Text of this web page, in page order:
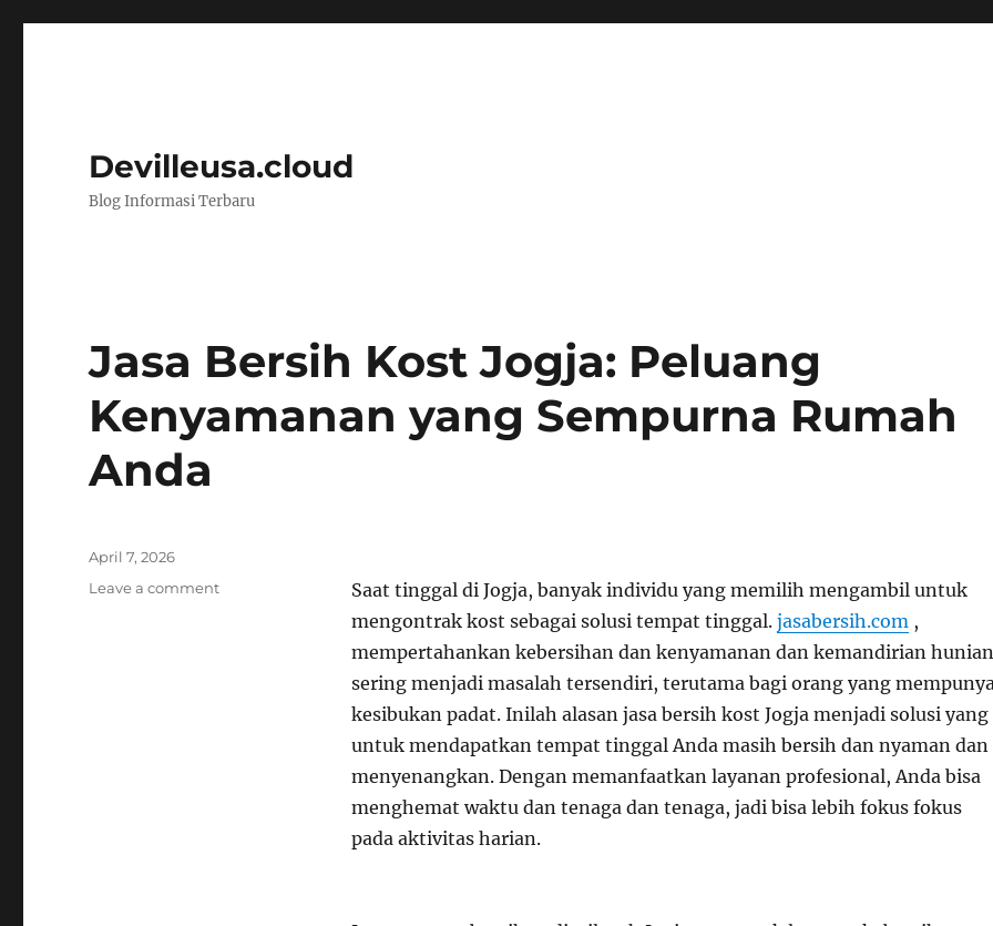
Devilleusa.cloud
Blog Informasi Terbaru
Jasa Bersih Kost Jogja: Peluang
Kenyamanan yang Sempurna Rumah
Anda
Saat tinggal di Jogja, banyak individu yang memilih mengambil untuk
mengontrak kost sebagai solusi tempat tinggal. jasabersih.com,
mempertahankan kebersihan dan kenyamanan dan kemandirian hunian
sering menjadi masalah tersendiri, terutama bagi orang yang
kesibukan padat. Inilah alasan jasa bersih kost Jogja menjadi solusi yang
untuk mendapatkan tempat tinggal Anda masih bersih dan nyaman dan
menyenangkan. Dengan memanfaatkan layanan profesional, Anda bisa
menghemat waktu dan tenaga dan tenaga, jadi bisa lebih fokus fokus
pada aktivitas harian.
Posted
April 7, 2026
Leave a commenton